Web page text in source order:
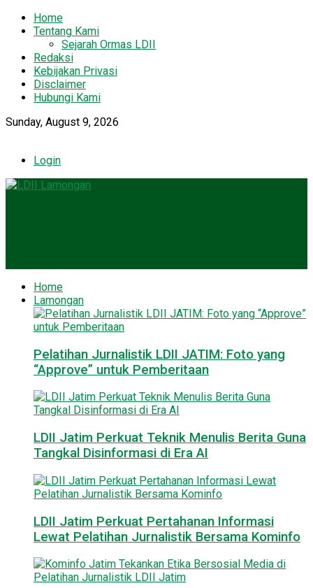
Home
Tentang Kami
Sejarah Ormas LDII
Redaksi
Kebijakan Privasi
Disclaimer
Hubungi Kami
Sunday, August 9, 2026
Login
Home
Lamongan
Pelatihan Jurnalistik LDII JATIM: Foto yang
“Approve” untuk Pemberitaan
LDII Jatim Perkuat Teknik Menulis Berita Guna
Tangkal Disinformasi di Era AI
LDII Jatim Perkuat Pertahanan Informasi
Lewat Pelatihan Jurnalistik Bersama Kominfo